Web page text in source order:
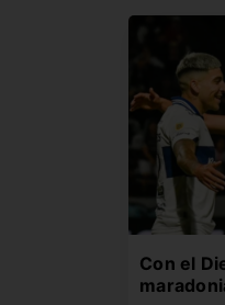
Con el